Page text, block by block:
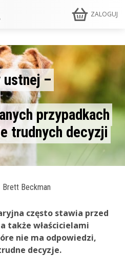
ZALOGUJ
ustnej –
przypadkach
trudnych decyzji
Brett Beckman
często stawia przed
także właścicielami
nie ma odpowiedzi,
decyzje.